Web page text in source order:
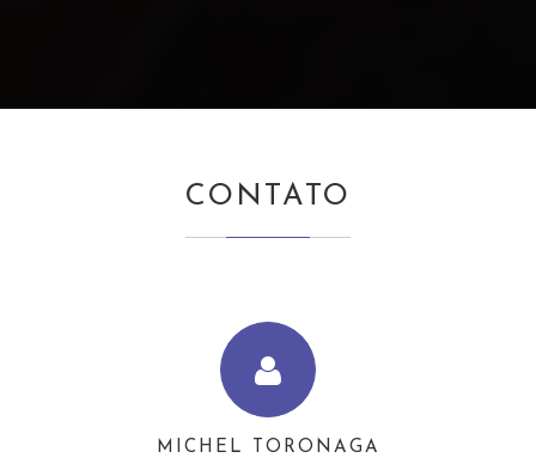
CONTATO
MICHEL TORONAGA